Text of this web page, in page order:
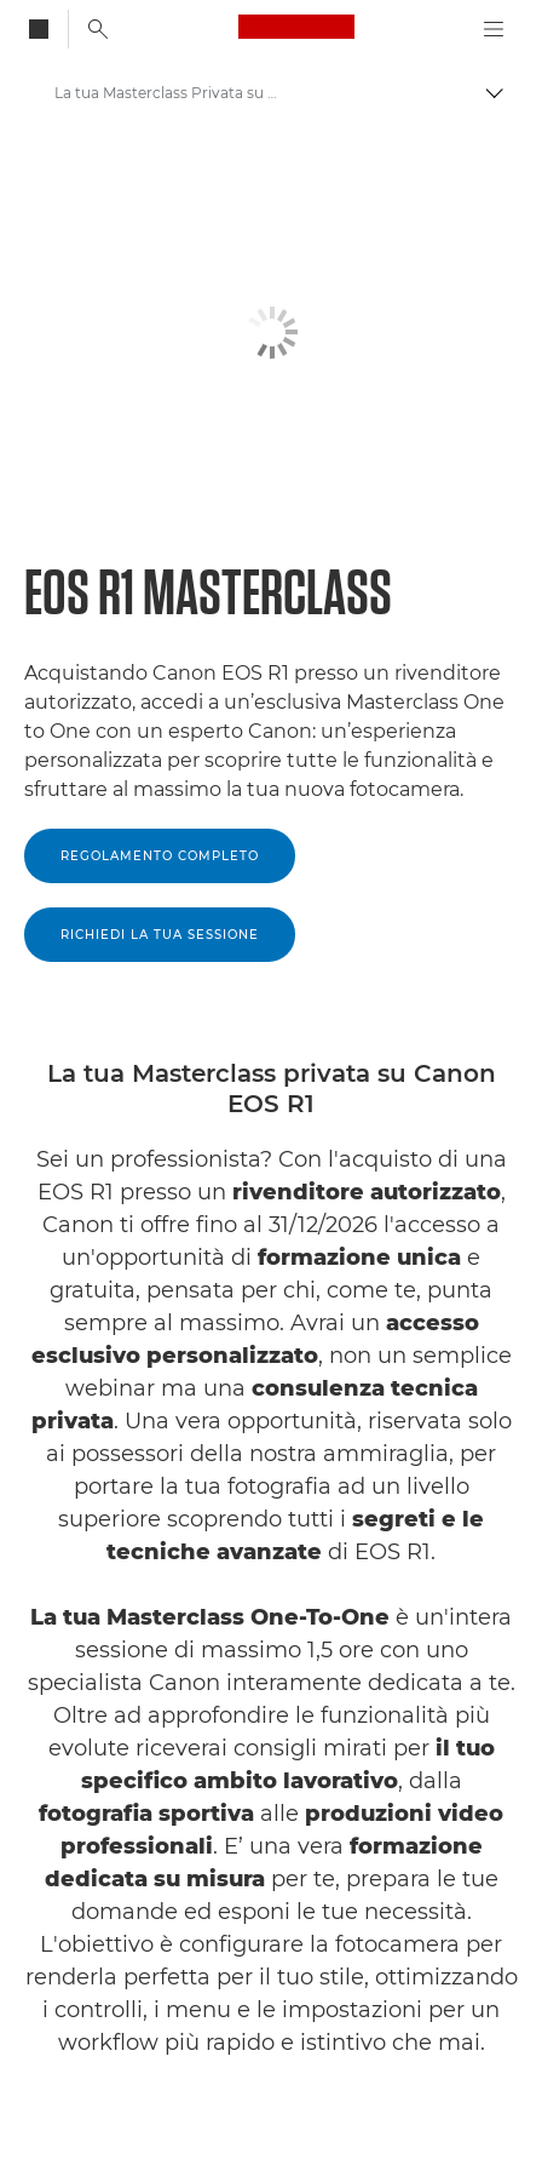
Canon Logo, back
La tua Masterclass Privata su Canon EOS R1
EOS R1 MASTERCLASS
Acquistando Canon EOS R1 presso un rivenditore
autorizzato, accedi a un’esclusiva Masterclass One
to One con un esperto Canon: un’esperienza
personalizzata per scoprire tutte le funzionalità e
sfruttare al massimo la tua nuova fotocamera.
REGOLAMENTO COMPLETO
RICHIEDI LA TUA SESSIONE
La tua Masterclass privata su Canon
EOS R1
Sei un professionista? Con l'acquisto di una
EOS R1 presso un rivenditore autorizzato,
Canon ti offre fino al 31/12/2026 l'accesso a
un'opportunità di formazione unica e
gratuita, pensata per chi, come te, punta
sempre al massimo. Avrai un accesso
esclusivo personalizzato, non un semplice
webinar ma una consulenza tecnica
privata. Una vera opportunità, riservata solo
ai possessori della nostra ammiraglia, per
portare la tua fotografia ad un livello
superiore scoprendo tutti i segreti e le
tecniche avanzate di EOS R1.
La tua Masterclass One-To-One è un'intera
sessione di massimo 1,5 ore con uno
specialista Canon interamente dedicata a te.
Oltre ad approfondire le funzionalità più
evolute riceverai consigli mirati per il tuo
specifico ambito lavorativo, dalla
fotografia sportiva alle produzioni video
professionali. E’ una vera formazione
dedicata su misuraper te, prepara le tue
domande ed esponi le tue necessità.
L'obiettivo è configurare la fotocamera per
renderla perfetta per il tuo stile, ottimizzando
i controlli, i menu e le impostazioni per un
workflow più rapido e istintivo che mai.